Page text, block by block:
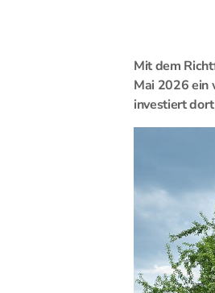
Mit dem
Mai 2026 ein
investiert